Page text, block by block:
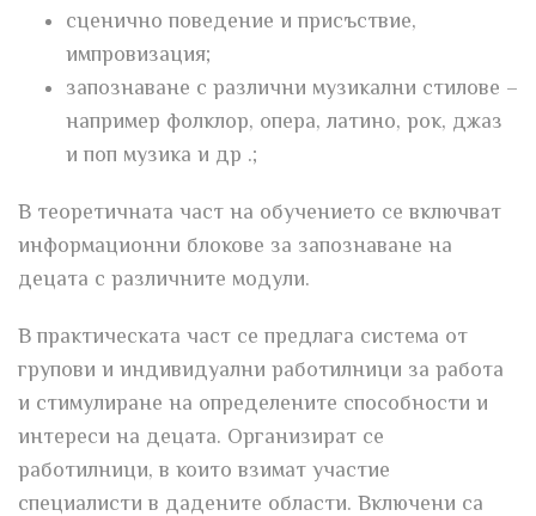
сценично поведение и присъствие,
импровизация;
запознаване с различни музикални стилове –
например фолклор, опера, латино, рок, джаз
и поп музика и др .;
В теоретичната част на обучението се включват
информационни блокове за запознаване на
децата с различните модули.
В практическата част се предлага система от
групови и индивидуални работилници за работа
и стимулиране на определените способности и
интереси на децата. Организират се
работилници, в които взимат участие
специалисти в дадените области. Включени са